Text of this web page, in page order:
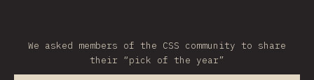
We asked members of the CSS community to share
their “pick of the year”